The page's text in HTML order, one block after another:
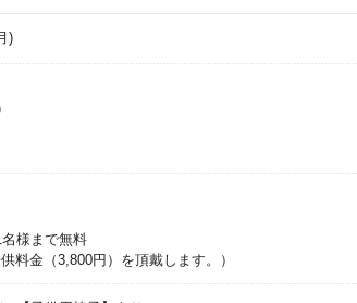
・プチトマト
・スペルト小麦とフェタチーズの
・紫キャベツとビーツのサラダ
・本日のおすすめ
)
様まで無料
料金（3,800円）を頂戴します。）